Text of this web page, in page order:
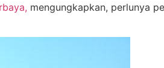
mengungkapkan, perlunya